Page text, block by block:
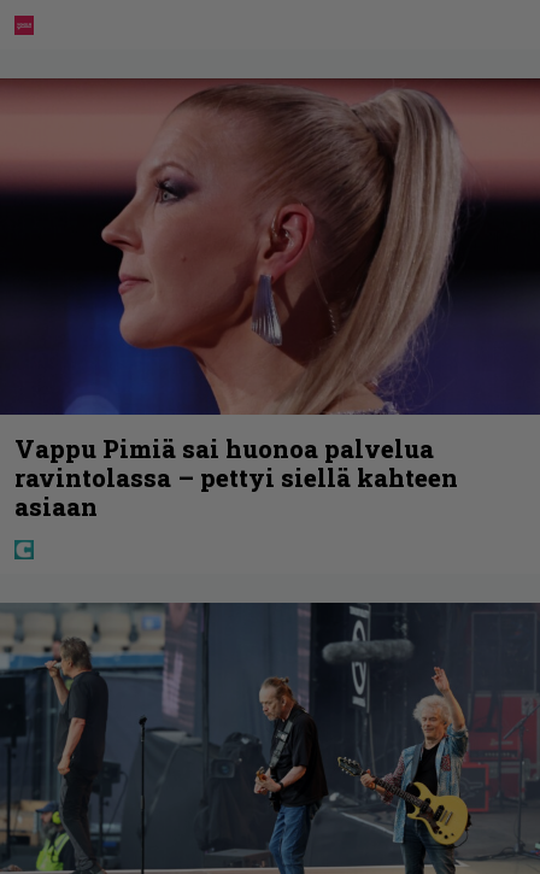
Vappu Pimiä sai huonoa palvelua
ravintolassa – pettyi siellä kahteen
asiaan